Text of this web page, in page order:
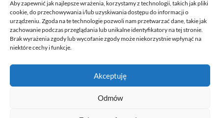
Aby zapewnić jak najlepsze wrażenia, korzystamy z technologii, takich jak pliki
cookie, do przechowywania i/lub uzyskiwania dostępu do informacji o
urządzeniu. Zgoda na te technologie pozwoli nam przetwarzać dane, takie jak
zachowanie podczas przeglądania lub unikalne identyfikatory na tej stronie.
Brak wyrażenia zgody lub wycofanie zgody może niekorzystnie wpłynąć na
niektóre cechy i funkcje.
Akceptuję
Odmów
© 2026 Only You - portal dla kobiet (uroda, moda, zdrowie)
opracowanie:AZDOBRESTRONY